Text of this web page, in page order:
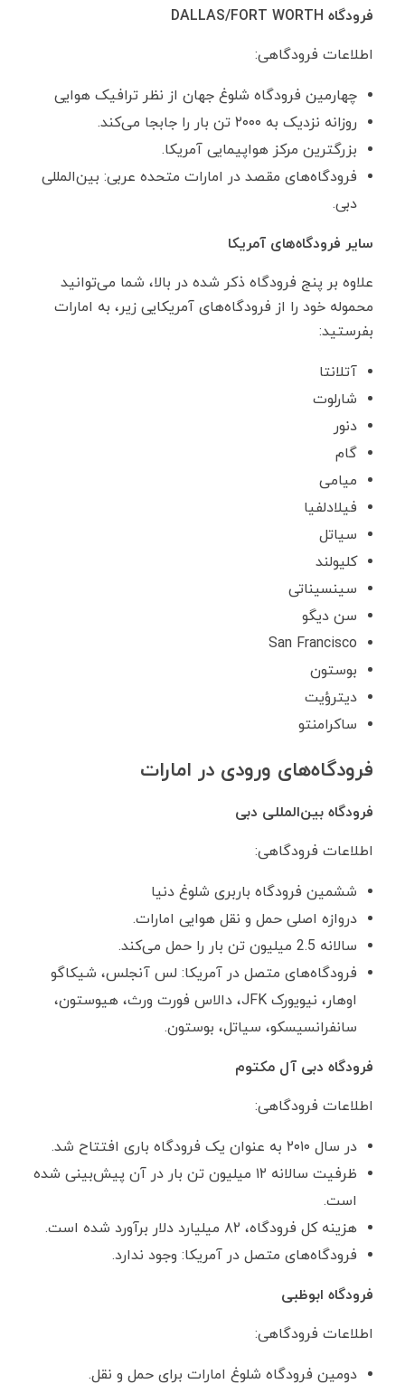
فرودگاه DALLAS/FORT WORTH
اطلاعات فرودگاهی:
چهارمین فرودگاه شلوغ جهان از نظر ترافیک هوایی
روزانه نزدیک به ۲۰۰۰ تن بار را جابجا می‌کند.
بزرگترین مرکز هواپیمایی آمریکا.
فرودگاه‌های مقصد در امارات متحده عربی: بین‌المللی
دبی.
سایر فرودگاه‌های آمریکا
علاوه بر پنج فرودگاه ذکر شده در بالا، شما می‌توانید
محموله خود را از فرودگاه‌های آمریکایی زیر، به امارات
بفرستید:
آتلانتا
شارلوت
دنور
گام
میامی
فیلادلفیا
سیاتل
کلیولند
سینسیناتی
سن دیگو
San Francisco
بوستون
دیترؤیت
ساکرامنتو
فرودگاه‌های ورودی در امارات
فرودگاه بین‌المللی دبی
اطلاعات فرودگاهی:
ششمین فرودگاه باربری شلوغ دنیا
دروازه اصلی حمل و نقل هوایی امارات.
سالانه 2.5 میلیون تن بار را حمل می‌کند.
فرودگاه‌های متصل در آمریکا: لس آنجلس، شیکاگو
اوهار، نیویورک JFK، دالاس فورت ورث، هیوستون،
سانفرانسیسکو، سیاتل، بوستون.
فرودگاه دبی آل مکتوم
اطلاعات فرودگاهی:
در سال ۲۰۱۰ به عنوان یک فرودگاه باری افتتاح شد.
ظرفیت سالانه ۱۲ میلیون تن بار در آن پیش‌بینی شده
است.
هزینه کل فرودگاه، ۸۲ میلیارد دلار برآورد شده است.
فرودگاه‌های متصل در آمریکا: وجود ندارد.
فرودگاه ابوظبی
اطلاعات فرودگاهی:
دومین فرودگاه شلوغ امارات برای حمل و نقل.